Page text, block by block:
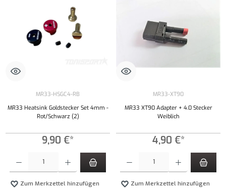
MR33-HSGC4-RB
MR33 Heatsink Goldstecker Set 4mm -
Rot/Schwarz (2)
9,90 €*
Zum Merkzettel hinzufügen
MR33-XT90
MR33 XT90 Adapter + 4.0 Stecker
Weiblich
4,90 €*
Zum Merkzettel hinzufügen